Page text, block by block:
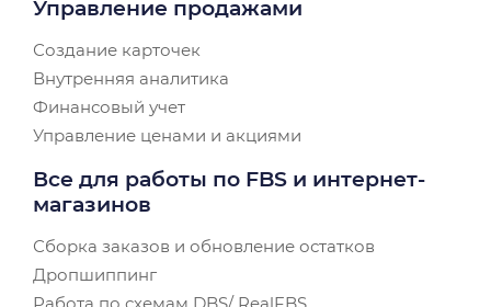
Управление продажами
Создание карточек
Внутренняя аналитика
Финансовый учет
Управление ценами и акциями
Все для работы по FBS и интернет-
магазинов
Сборка заказов и обновление остатков
Дропшиппинг